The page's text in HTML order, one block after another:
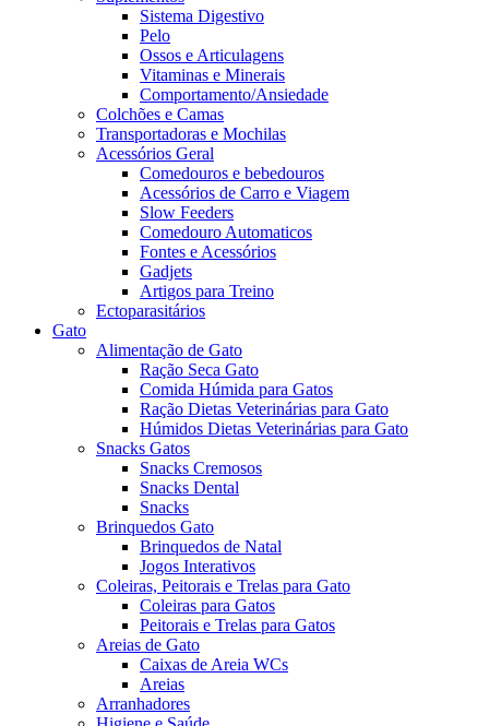
Sistema Digestivo
Pelo
Ossos e Articulagens
Vitaminas e Minerais
Comportamento/Ansiedade
Colchões e Camas
Transportadoras e Mochilas
Acessórios Geral
Comedouros e bebedouros
Acessórios de Carro e Viagem
Slow Feeders
Comedouro Automaticos
Fontes e Acessórios
Gadjets
Artigos para Treino
Ectoparasitários
Gato
Alimentação de Gato
Ração Seca Gato
Comida Húmida para Gatos
Ração Dietas Veterinárias para Gato
Húmidos Dietas Veterinárias para Gato
Snacks Gatos
Snacks Cremosos
Snacks Dental
Snacks
Brinquedos Gato
Brinquedos de Natal
Jogos Interativos
Coleiras, Peitorais e Trelas para Gato
Coleiras para Gatos
Peitorais e Trelas para Gatos
Areias de Gato
Caixas de Areia WCs
Areias
Arranhadores